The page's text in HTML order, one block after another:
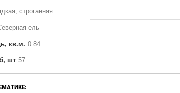
строганная
ель
кв.м. 0.84
шт 57